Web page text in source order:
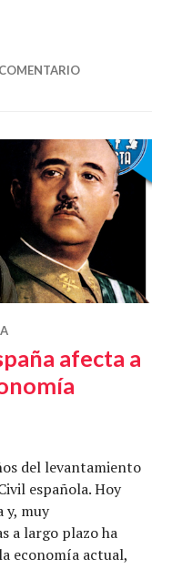
¿cómo
afecta a
del levantamiento
española. Hoy
y, muy
a largo plazo ha
economía actual,